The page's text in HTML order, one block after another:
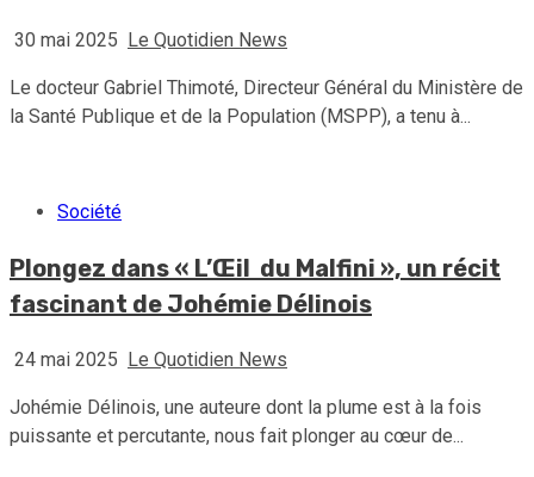
30 mai 2025 Le Quotidien News
Le docteur Gabriel Thimoté, Directeur Général du Ministère de
la Santé Publique et de la Population (MSPP), a tenu à...
Société
Plongez dans « L’Œil du Malfini », un récit
fascinant de Johémie Délinois
24 mai 2025 Le Quotidien News
Johémie Délinois, une auteure dont la plume est à la fois
puissante et percutante, nous fait plonger au cœur de...